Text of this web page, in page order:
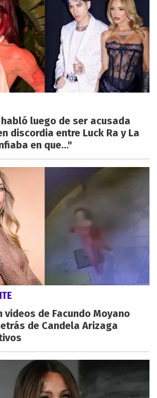
luego de ser acusada
discordia entre Luck Ra y La
en que..."
videos de Facundo Moyano
de Candela Arizaga